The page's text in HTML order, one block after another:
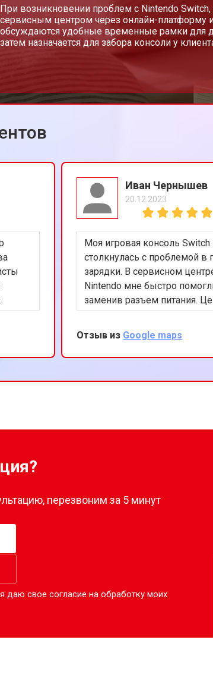
При возникновении проблем с Nintendo
сервисным центром через онлайн-платформу
обсуждаются удобные временные рамки для
затем назначается для забора консоли у
и
Иван Чернышев
20.12.2023
Моя игровая консоль Switch
столкнулась с проблемой в
зарядки. В сервисном
Nintendo мне быстро
заменив разъем питания.
вполне разумной, а
высшем уровне.
сервис всем владельцам
Отзыв из Google maps
перезвоним за 5 минут
даю свое согласие на обработку моих